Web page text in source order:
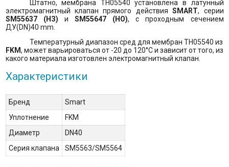
Штатно, мембрана TH05540 установлена в латунный
электромагнитный клапан прямого действияSMART, серии
SM55637 (НЗ) и SM55647 (НО), с проходным сечением
ДУ(DN)40 mm
Температурный диапазон сред для мембран TH05540 из
FKM, может варьироваться от -20 до 120°Cи зависит от того, из
какого материала изготовлен электромагнитный клапан.
Характеристики
Бренд
Smart
Уплотнение
FKM
Диаметр
DN40
Серия клапана
SM5563/SM5564